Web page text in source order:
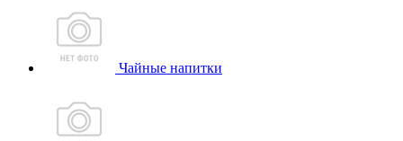
Чайные напитки